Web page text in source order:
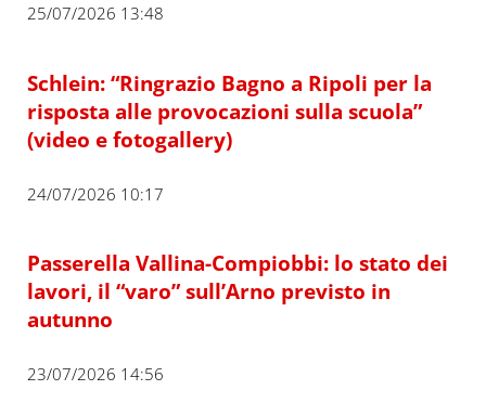
25/07/2026 13:48
Schlein: “Ringrazio Bagno a Ripoli per la
risposta alle provocazioni sulla scuola”
(video e fotogallery)
24/07/2026 10:17
Passerella Vallina-Compiobbi: lo stato dei
lavori, il “varo” sull’Arno previsto in
autunno
23/07/2026 14:56